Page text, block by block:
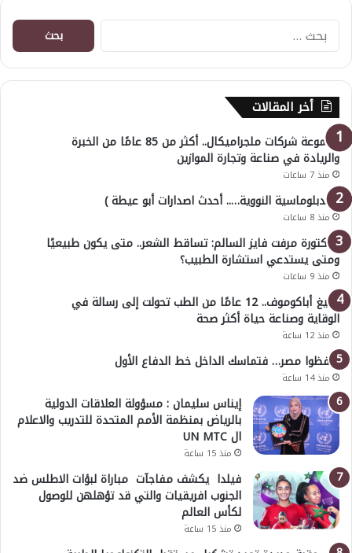
البحث
عن:
أخر المقالات
مجموعة شركات ملجراميكال.. أكثر من 85 عامًا من الخبرة
والريادة في صناعة وتجارة الموازين
منذ 7 ساعات
( الدبلوماسية النووية….. أحدث اصدارات أبو عيطة )
منذ 8 ساعات
الدكتورة مرفت فايز السالم: تساقط الشعر.. متى يكون طبيعيًا
ومتى يستدعي استشارة الطبيب؟
منذ 9 ساعات
أوليغ أباكوموف.. 12 عامًا من الطب تحولت إلى رسالة في
الوقاية وصناعة حياة أكثر صحة
منذ 12 ساعة
احفظوا مصر… فتماسك الداخل خط الدفاع الأول
منذ 14 ساعة
إيناس سليمان : مسؤولة العلاقات الدولية
بالرياض بمنظمة الأمم المتحدة للتدريب والاعلام
ال UN MTC
منذ 15 ساعة
فيلدا يكشف مفاجآت مباراة لبؤات الاطلس ضد
الجنوب افريقيات والتي قد تؤهلهن للوصول
لكأس العالم
منذ 15 ساعة